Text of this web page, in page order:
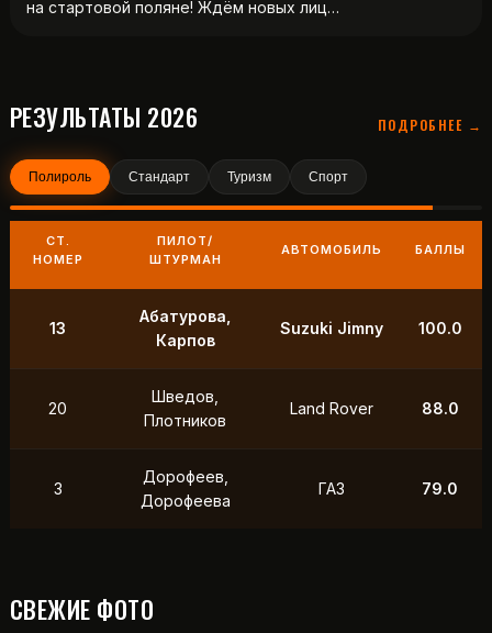
на стартовой поляне! Ждём новых лиц…
РЕЗУЛЬТАТЫ 2026 ПОДРОБНЕЕ →
Полироль Стандарт Туризм Спорт
СТ.
НОМЕР
ПИЛОТ/
ШТУРМАН
АВТОМОБИЛЬ БАЛЛЫ
9 Маслов, Ходько УАЗ 250.0
Петухов
Фердман